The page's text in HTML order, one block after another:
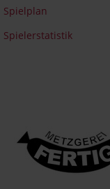
Spielplan
Spielerstatistik